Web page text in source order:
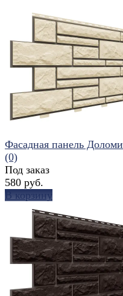
избранное сравнить
Фасадная панель
(0)
Под заказ
580 руб.
В корзину